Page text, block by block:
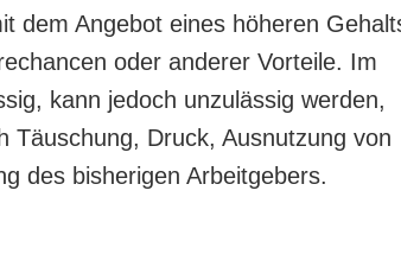
dem Angebot eines höheren
oder anderer Vorteile. Im
kann jedoch unzulässig werden,
Täuschung, Druck, Ausnutzung von
des bisherigen Arbeitgebers.